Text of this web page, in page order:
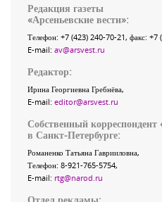
Редакция газеты
«Арсеньевские вести»:
Телефон: +7 (423) 240-70-21, факс: +7
E-mail: av@arsvest.ru
Редактор:
Ирина Георгиевна Гребнёва,
E-mail: editor@arsvest.ru
Собственный корреспондент
в Санкт-Петербурге:
Романенко Татьяна Гаврииловна,
Телефон: 8-921-765-5754,
E-mail: rtg@narod.ru